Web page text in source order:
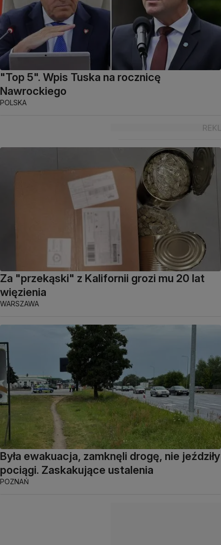
"Top 5". Wpis Tuska na rocznicę
Nawrockiego
POLSKA
Za "przekąski" z Kalifornii grozi mu 20 lat
więzienia
WARSZAWA
Była ewakuacja, zamknęli drogę, nie jeździły
pociągi. Zaskakujące ustalenia
POZNAŃ